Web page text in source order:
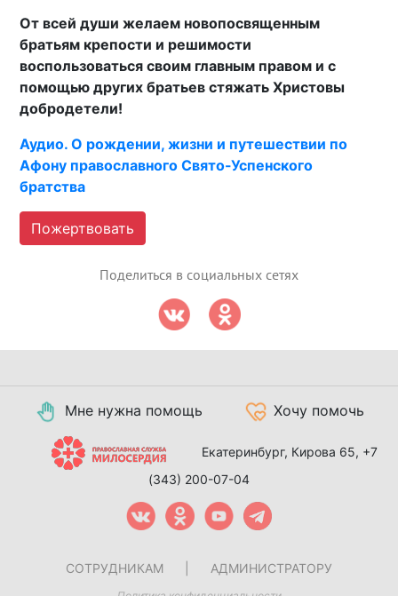
От всей души желаем новопосвященным
братьям крепости и решимости
воспользоваться своим главным правом и с
помощью других братьев стяжать Христовы
добродетели!
Аудио. О рождении, жизни и путешествии по
Афону православного Свято-Успенского
братства
Пожертвовать
Поделиться в социальных сетях
Мне нужна помощь Хочу помочь
Екатеринбург, Кирова 65, +7
(343) 200-07-04
СОТРУДНИКАМ АДМИНИСТРАТОРУ